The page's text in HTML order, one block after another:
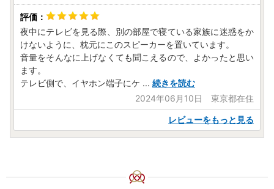
再送をご希望の際は、「越前市ふるさと納税担当」までご連
絡のうえ、再送の対応可否および再送にかかる費用をご確認
ください。
夜中にテレビを見る際、別の部屋で寝ている家族に迷惑をか
けないように、枕元にこのスピーカーを置いています。
音量をそんなに上げなくても聞こえるので、よかったと思い
ます。
テレビ側で、イヤホン端子にケ ... 続きを読む
2024年06月10日 東京都在住
レビューをもっと見る